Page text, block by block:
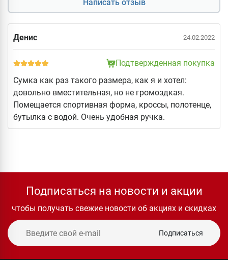
Написать отзыв
Денис 24.02.2022
Подтвержденная покупка
Сумка как раз такого размера, как я и хотел:
довольно вместительная, но не громоздкая.
Помещается спортивная форма, кроссы, полотенце,
бутылка с водой. Очень удобная ручка.
Подписаться на новости и акции
чтобы получать свежие новости об акциях и скидках
Подписаться